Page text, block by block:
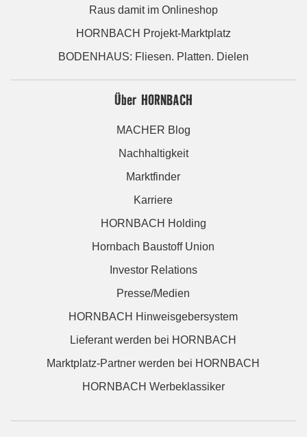
Raus damit im Onlineshop
HORNBACH Projekt-Marktplatz
BODENHAUS: Fliesen. Platten. Dielen
Über HORNBACH
MACHER Blog
Nachhaltigkeit
Marktfinder
Karriere
HORNBACH Holding
Hornbach Baustoff Union
Investor Relations
Presse/Medien
HORNBACH Hinweisgebersystem
Lieferant werden bei HORNBACH
Marktplatz-Partner werden bei HORNBACH
HORNBACH Werbeklassiker